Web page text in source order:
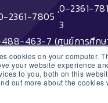
cookies on your computer.
your website experience
to you, both on this
out more about the cookies
2361-7805
,0-2361-
3
463-7 (ศูนย์การศึกษ